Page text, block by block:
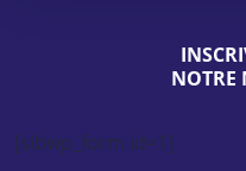
NOTRE
[sibwp_form id=1]